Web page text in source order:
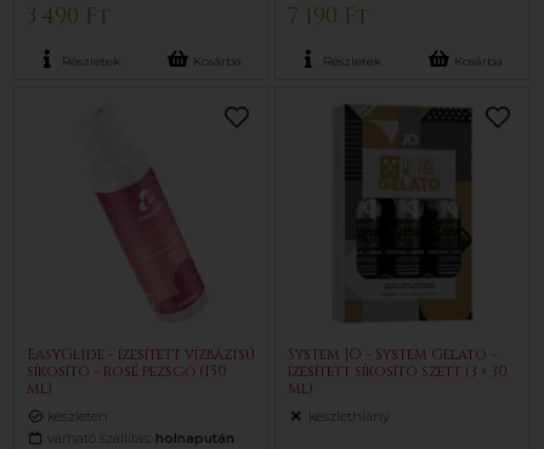
3 490 Ft
Részletek Kosárba
7 190 Ft
Részletek Kosárba
EasyGlide - ízesített vízbázisú
síkosító - rosé pezsgő (150
ml)
készleten
várható szállítás: holnapután
System JO - System Gelato -
ízesített síkosító szett (3 × 30
ml)
készlethiány